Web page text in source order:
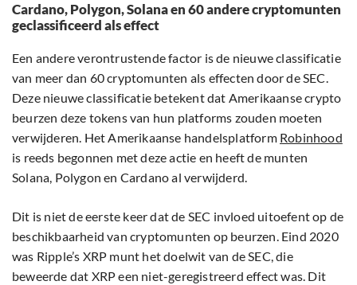
Cardano, Polygon, Solana en 60 andere cryptomunten
geclassificeerd als effect
Een andere verontrustende factor is de nieuwe classificatie
van meer dan 60 cryptomunten als effecten door de SEC.
Deze nieuwe classificatie betekent dat Amerikaanse crypto
beurzen deze tokens van hun platforms zouden moeten
verwijderen. Het Amerikaanse handelsplatform Robinhood
is reeds begonnen met deze actie en heeft de munten
Solana, Polygon en Cardano al verwijderd.
Dit is niet de eerste keer dat de SEC invloed uitoefent op de
beschikbaarheid van cryptomunten op beurzen. Eind 2020
was Ripple’s XRP munt het doelwit van de SEC, die
beweerde dat XRP een niet-geregistreerd effect was. Dit